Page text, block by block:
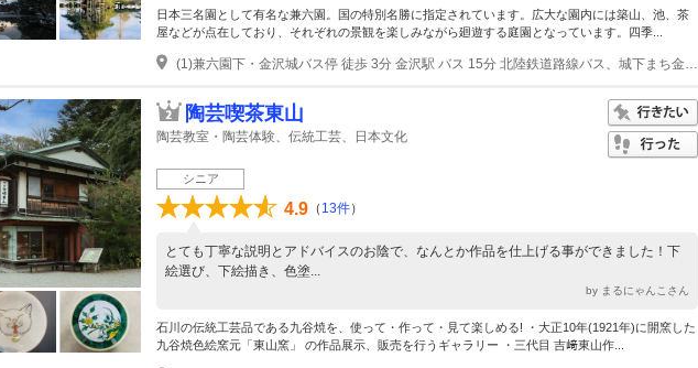
日本三名園として有名な兼六園。国の特別名勝に指定されています。広大な園内には築山、池、茶
屋などが点在しており、それぞれの景観を楽しみながら廻遊する庭園となっています。四季...
(1)兼六園下・金沢城バス停 徒歩 3分 金沢駅 バス 15分 北陸鉄道路線バス、城下まち金沢周遊バス、兼六園シャトル 金沢駅 車 10分 武蔵ヶ辻・近江町バス停 バス 20分 金沢ふらっとバス材木ルート 兼六園下バス停 徒歩 3分 金沢東IC 車 20分
陶芸喫茶東山
陶芸教室・陶芸体験、伝統工芸、日本文化
シニア
4.9 （ 13件）
とても丁寧な説明とアドバイスのお陰で、なんとか作品を仕上げる事ができました！下
絵選び、下絵描き、色塗...
by まるにゃんこさん
石川の伝統工芸品である九谷焼を、使って・作って・見て楽しめる! ・大正10年(1921年)に開窯した
九谷焼色絵窯元「東山窯」 の作品展示、販売を行うギャラリー ・三代目 吉﨑東山作...